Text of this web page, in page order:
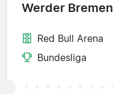
Werder Bremen
Red Bull Arena
Bundesliga